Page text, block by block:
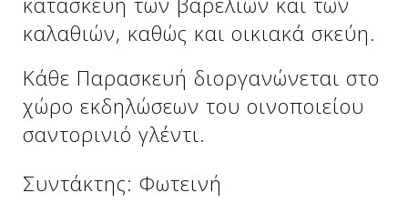
Δείτε μας:
καλαθιών, καθώς και οικιακά σκεύη.
Κάθε Παρασκευή διοργανώνεται στο
χώρο εκδηλώσεων του οινοποιείου
σαντορινιό γλέντι.
Συντάκτης: Φωτεινή